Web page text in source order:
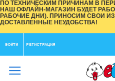
ПО ТЕХНИЧЕСКИМ ПРИЧИНАМ В
НАШ ОФЛАЙН-МАГАЗИН БУДЕТ
РАБОЧИЕ ДНИ). ПРИНОСИМ СВОИ
ДОСТАВЛЕННЫЕ НЕУДОБСТВА!
ВОЙТИ РЕГИСТРАЦИЯ